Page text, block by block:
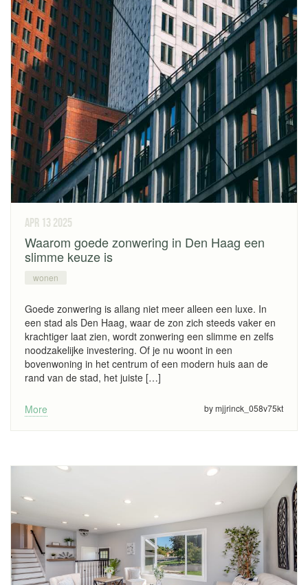
apr 13 2025
Waarom goede zonwering in Den Haag een
slimme keuze is
wonen
Goede zonwering is allang niet meer alleen een luxe. In
een stad als Den Haag, waar de zon zich steeds vaker en
krachtiger laat zien, wordt zonwering een slimme en zelfs
noodzakelijke investering. Of je nu woont in een
bovenwoning in het centrum of een modern huis aan de
rand van de stad, het juiste […]
More by mjjrinck_058v75kt